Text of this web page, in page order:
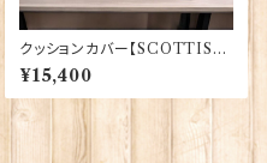
クッションカバー【SCOTTISH
LION】Woven Magic 40165
¥15,400